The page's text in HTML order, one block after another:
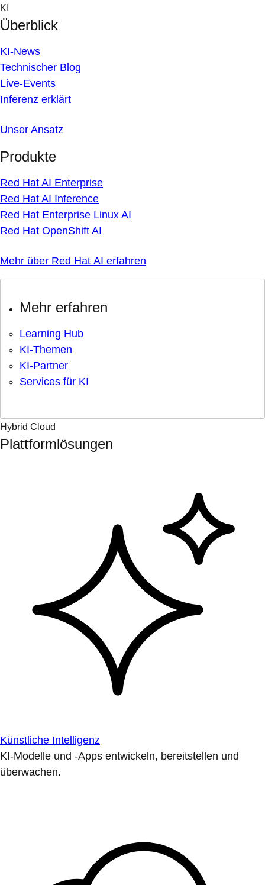
Skip
to
content
KI
Überblick
KI-News
Technischer Blog
Live-Events
Inferenz erklärt
Unser Ansatz
Produkte
Red Hat AI Enterprise
Red Hat AI Inference
Red Hat Enterprise Linux AI
Red Hat OpenShift AI
Mehr über Red Hat AI erfahren
Mehr erfahren
Learning Hub
KI-Themen
KI-Partner
Services für KI
Hybrid Cloud
Plattformlösungen
Künstliche Intelligenz
KI-Modelle und -Apps entwickeln, bereitstellen und
überwachen.